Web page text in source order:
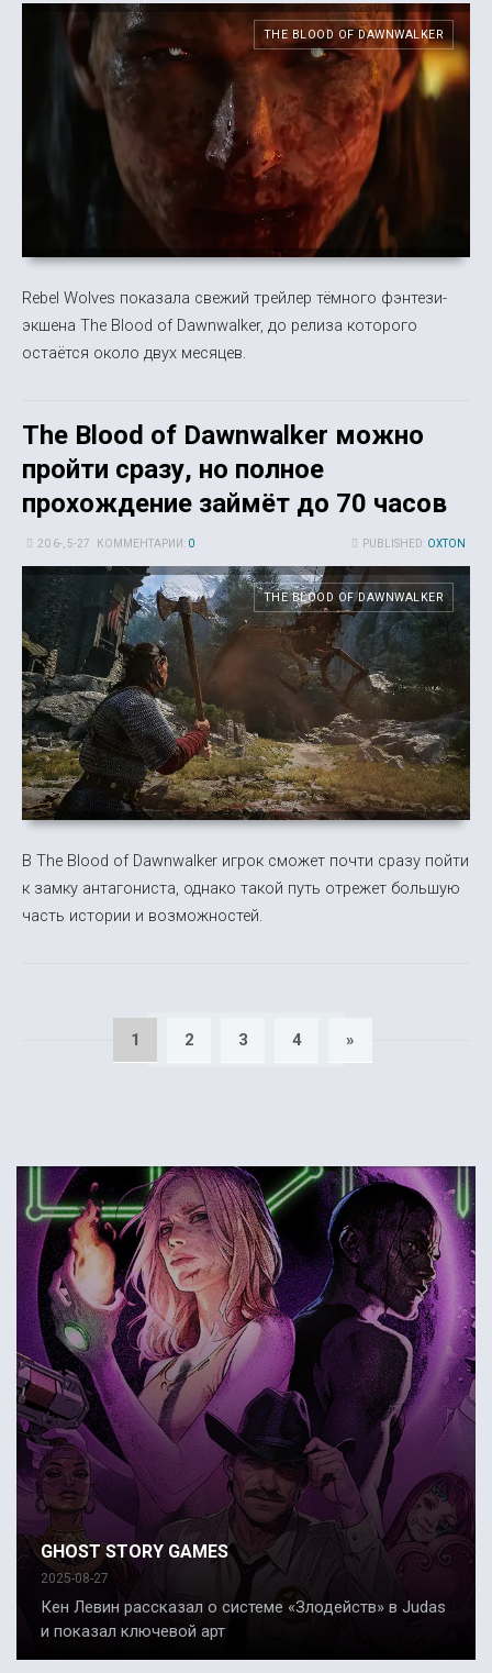
THE BLOOD OF DAWNWALKER
Rebel Wolves показала свежий трейлер тёмного фэнтези-
экшена The Blood of Dawnwalker, до релиза которого
остаётся около двух месяцев.
The Blood of Dawnwalker можно
пройти сразу, но полное
прохождение займёт до 70 часов
PUBLISHED: OXTON
20 6-, 5-27 КОММЕНТАРИИ: 0
THE BLOOD OF DAWNWALKER
В The Blood of Dawnwalker игрок сможет почти сразу пойти
к замку антагониста, однако такой путь отрежет большую
часть истории и возможностей.
1 2 3 4 »
GHOST STORY GAMES
2025-08-27
Кен Левин рассказал о системе «Злодейств» в Judas
и показал ключевой арт